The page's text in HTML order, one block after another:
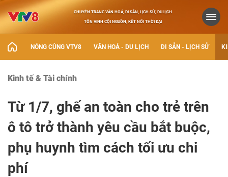
CHUYÊN TRANG VĂN HOÁ, DI SẢN, LỊCH SỬ, DU LỊCH
TÔN VINH CỘI NGUỒN, KẾT NỐI THỜI ĐẠI
NÓNG CÙNG VTV8 VĂN HOÁ - DU LỊCH DI SẢN - LỊCH SỬ
Kinh tế & Tài chính
Từ 1/7, ghế an toàn cho trẻ trên
ô tô trở thành yêu cầu bắt buộc,
phụ huynh tìm cách tối ưu chi
phí